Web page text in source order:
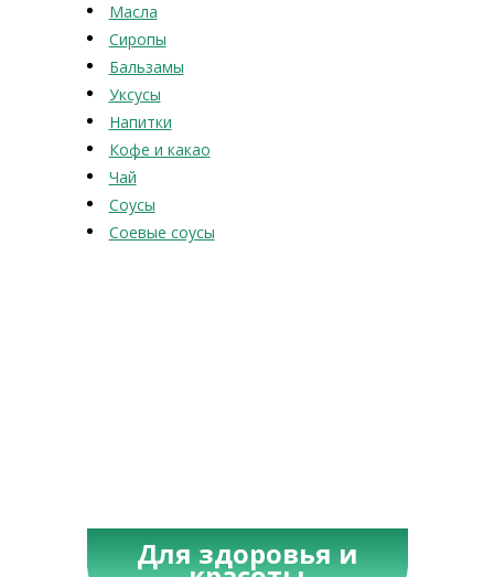
Масла
Сиропы
Бальзамы
Уксусы
Напитки
Кофе и какао
Чай
Соусы
Соевые соусы
Для здоровья и